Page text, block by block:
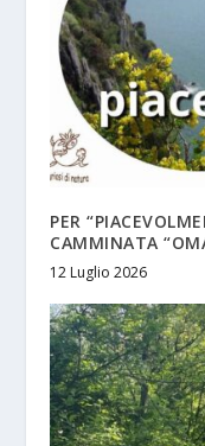
PER
CAMMINATA
12 Luglio 2026